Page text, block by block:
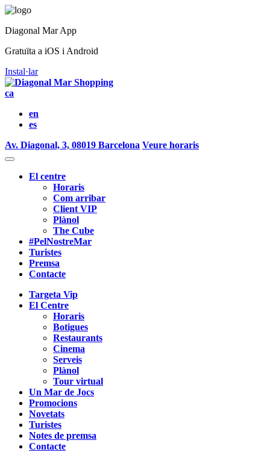
Diagonal Mar App
Gratuïta a iOS i Android
Instal·lar
ca
en
es
Av. Diagonal, 3, 08019 Barcelona Veure horaris
El centre
Horaris
Com arribar
Client VIP
Plànol
The Cube
#PelNostreMar
Turistes
Premsa
Contacte
Targeta Vip
El Centre
Horaris
Botigues
Restaurants
Cinema
Serveis
Plànol
Tour virtual
Un Mar de Jocs
Promocions
Novetats
Turistes
Notes de premsa
Contacte